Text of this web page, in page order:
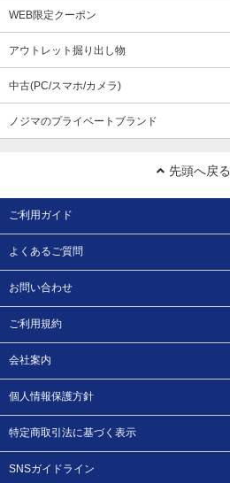
WEB限定クーポン
アウトレット掘り出し物
中古(PC/スマホ/カメラ)
ノジマのプライベートブランド
先頭へ戻る
ご利用ガイド
よくあるご質問
お問い合わせ
ご利用規約
会社案内
個人情報保護方針
特定商取引法に基づく表示
SNSガイドライン